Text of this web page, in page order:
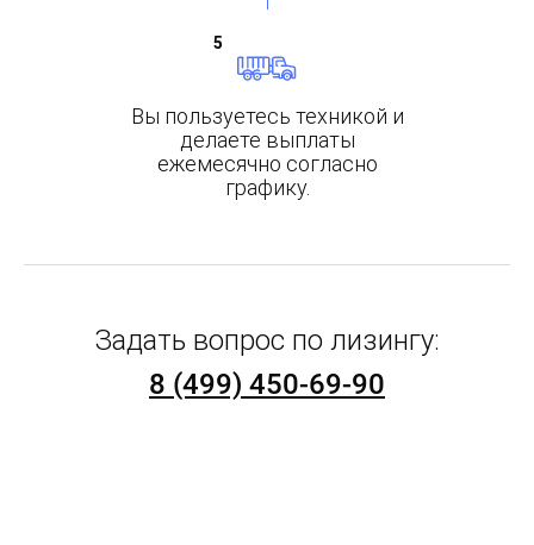
Вы пользуетесь техникой и
делаете выплаты
ежемесячно согласно
графику.
Задать вопрос по лизингу:
8 (499) 450-69-90